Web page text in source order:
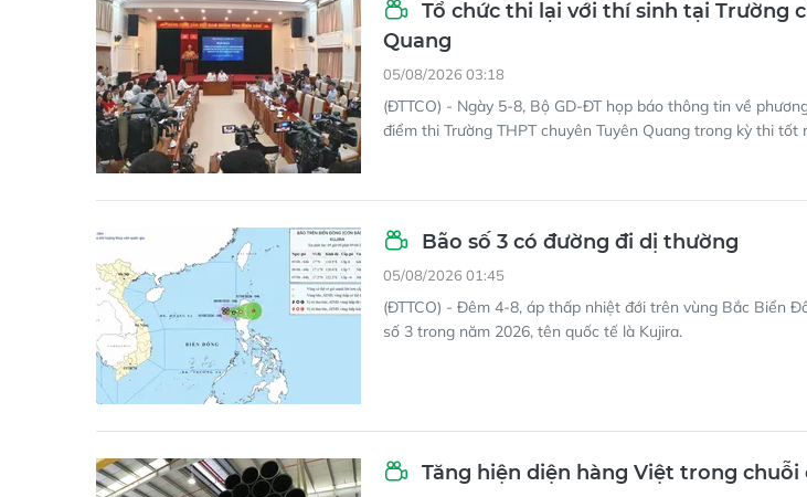
Tổ chức thi lại với thí sinh tại Trường
Quang
05/08/2026 03:18
(ĐTTCO) - Ngày 5-8, Bộ GD-ĐT họp báo thông tin về
điểm thi Trường THPT chuyên Tuyên Quang trong kỳ thi tốt
Bão số 3 có đường đi dị thường
05/08/2026 01:45
(ĐTTCO) - Đêm 4-8, áp thấp nhiệt đới trên vùng Bắc Biển
số 3 trong năm 2026, tên quốc tế là Kujira.
Tăng hiện diện hàng Việt trong